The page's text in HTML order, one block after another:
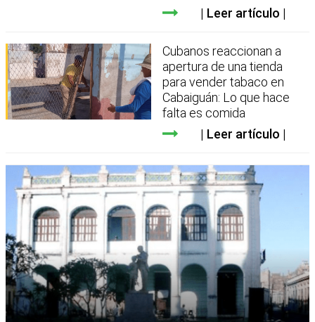
Leer artículo
Cubanos reaccionan a
apertura de una tienda
para vender tabaco en
Cabaiguán: Lo que hace
falta es comida
Leer artículo